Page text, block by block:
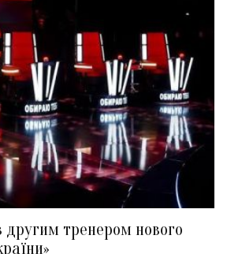
другим тренером нового